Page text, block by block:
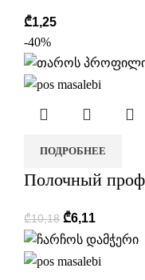
₾1,25
-40%
ПОДРОБНЕЕ
Полочный
₾10,18 ₾6,11